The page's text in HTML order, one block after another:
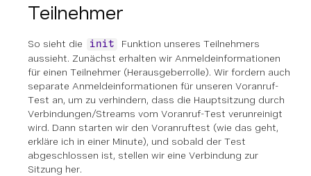
Teilnehmer
So sieht die init
Funktion unseres Teilnehmers
aussieht. Zunächst erhalten wir Anmeldeinformationen
für einen Teilnehmer (Herausgeberrolle). Wir fordern auch
separate Anmeldeinformationen für unseren Voranruf-
Test an, um zu verhindern, dass die Hauptsitzung durch
Verbindungen/Streams vom Voranruf-Test verunreinigt
wird. Dann starten wir den Voranruftest (wie das geht,
erkläre ich in einer Minute), und sobald der Test
abgeschlossen ist, stellen wir eine Verbindung zur
Sitzung her.